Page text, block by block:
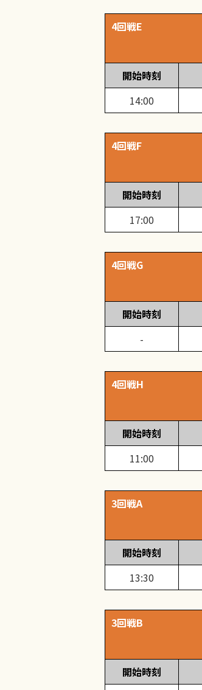
4回戦E
開始時刻
14:00
4回戦F
開始時刻
17:00
4回戦G
開始時刻
4回戦H
開始時刻
11:00
3回戦A
開始時刻
13:30
3回戦B
開始時刻